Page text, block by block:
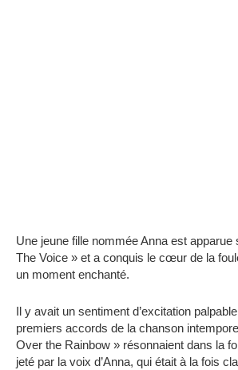
Une jeune fille nommée Anna est apparue
The Voice » et a conquis le cœur de la
un moment enchanté.
Il y avait un sentiment d’excitation
premiers accords de la chanson
Over the Rainbow » résonnaient dans la
jeté par la voix d’Anna, qui était à la fois